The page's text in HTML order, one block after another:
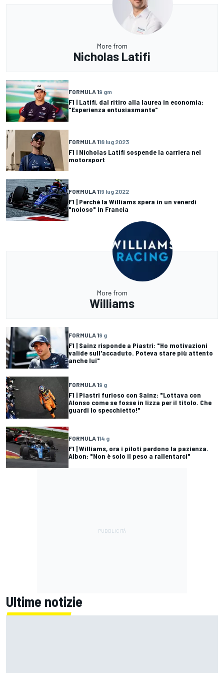
More from
Nicholas Latifi
FORMULA 19 gm
F1 | Latifi, dal ritiro alla laurea in economia:
"Esperienza entusiasmante"
FORMULA 118 lug 2023
F1 | Nicholas Latifi sospende la carriera nel
motorsport
FORMULA 119 lug 2022
F1 | Perché la Williams spera in un venerdì
"noioso" in Francia
More from
Williams
FORMULA 19 g
F1 | Sainz risponde a Piastri: "Ho motivazioni
valide sull'accaduto. Poteva stare più attento
anche lui"
FORMULA 19 g
F1 | Piastri furioso con Sainz: "Lottava con
Alonso come se fosse in lizza per il titolo. Che
guardi lo specchietto!"
FORMULA 114 g
F1 | Williams, ora i piloti perdono la pazienza.
Albon: "Non è solo il peso a rallentarci"
Ultime notizie